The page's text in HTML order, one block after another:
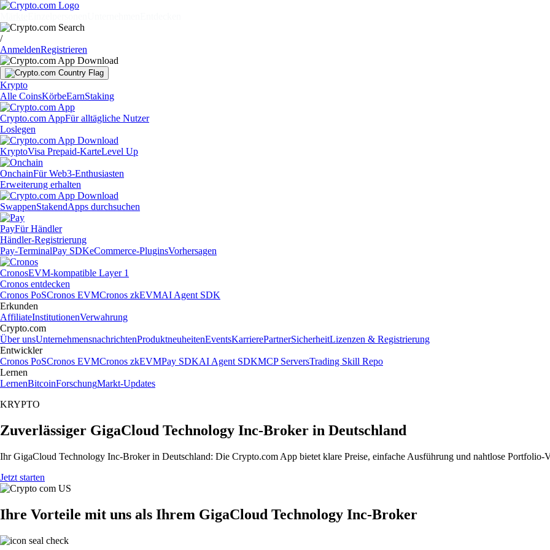
/
AnmeldenRegistrieren
Krypto
Alle CoinsKörbeEarnStaking
Crypto.com AppFür alltägliche Nutzer
Loslegen
KryptoVisa Prepaid-KarteLevel Up
OnchainFür Web3-Enthusiasten
Erweiterung erhalten
SwappenStakendApps durchsuchen
PayFür Händler
Händler-Registrierung
Pay-TerminalPay SDKeCommerce-PluginsVorhersagen
CronosEVM-kompatible Layer 1
Cronos entdecken
Cronos PoSCronos EVMCronos zkEVMAI Agent SDK
Erkunden
AffiliateInstitutionenVerwahrung
Crypto.com
Über unsUnternehmensnachrichtenProduktneuheitenEventsKarrierePartnerSicherheitLizenzen & Registrierung
Entwickler
Cronos PoSCronos EVMCronos zkEVMPay SDKAI Agent SDKMCP ServersTrading Skill Repo
Lernen
LernenBitcoinForschungMarkt-Updates
KRYPTO
Zuverlässiger GigaCloud Technology Inc-Broker in Deutschland
Ihr GigaCloud Technology Inc-Broker in Deutschland: Die Crypto.com App bietet klare Preise, einfache Ausführung und nahtlose Portfolio-
Jetzt starten
Ihre Vorteile mit uns als Ihrem GigaCloud Technology Inc-Broker